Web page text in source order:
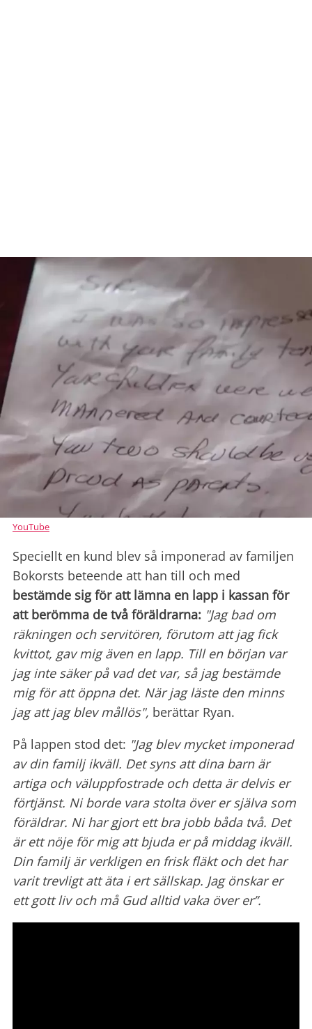
YouTube
Speciellt en kund blev så imponerad av familjen
Bokorsts beteende att han till och med
bestämde sig för att lämna en lapp i kassan för
att berömma de två föräldrarna: "Jag bad om
räkningen och servitören, förutom att jag fick
kvittot, gav mig även en lapp. Till en början var
jag inte säker på vad det var, så jag bestämde
mig för att öppna det. När jag läste den minns
jag att jag blev mållös", berättar Ryan.
På lappen stod det: "Jag blev mycket imponerad
av din familj ikväll. Det syns att dina barn är
artiga och väluppfostrade och detta är delvis er
förtjänst. Ni borde vara stolta över er själva som
föräldrar. Ni har gjort ett bra jobb båda två. Det
är ett nöje för mig att bjuda er på middag ikväll.
Din familj är verkligen en frisk fläkt och det har
varit trevligt att äta i ert sällskap. Jag önskar er
ett gott liv och må Gud alltid vaka över er”.